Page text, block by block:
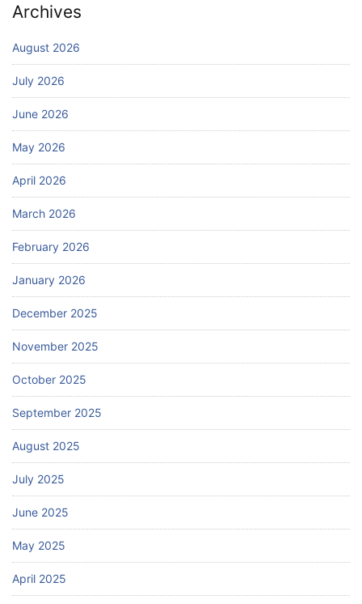
Archives
August 2026
July 2026
June 2026
May 2026
April 2026
March 2026
February 2026
January 2026
December 2025
November 2025
October 2025
September 2025
August 2025
July 2025
June 2025
May 2025
April 2025